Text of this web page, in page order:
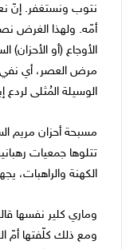
نتوب ونستغفر. إنّ
أمّه. ولهذا الغرض
الأوجاع (أو الأحزان)
مرض العصر، أي نفي
الوسيلة المُثلى لردع
مسبحة أحزان مريم
تتلوها جمعيات
الكهنة والراهبات،
وماري كلير نفسها
ومع ذلك كلّفتها أمّ